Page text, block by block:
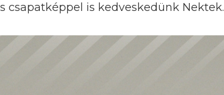
csapatképpel is kedveskedünk Nektek.